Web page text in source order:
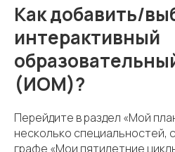
Как добавить/
интерактивный
(ИОМ)?
Перейдите в раздел «Мой
несколько специальностей,
графе «Мои пятилетние